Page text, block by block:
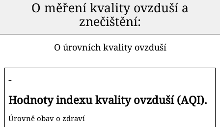
O měření kvality ovzduší a
znečištění:
O úrovních kvality ovzduší
-
Hodnoty indexu kvality ovzduší (AQI).
Úrovně obav o zdraví